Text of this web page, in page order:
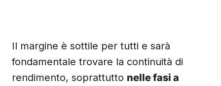
Il margine è sottile per tutti e sarà
fondamentale trovare la continuità di
rendimento, soprattutto nelle fasi a